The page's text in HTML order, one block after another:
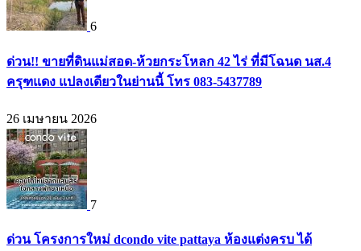
6
ด่วน!! ขายที่ดินแม่สอด-ห้วยกระโหลก 42 ไร่ ที่มีโฉนด นส.4
ครุฑแดง แปลงเดียวในย่านนี้ โทร 083-5437789
26 เมษายน 2026
7
ด่วน โครงการใหม่ dcondo vite pattaya ห้องแต่งครบ ได้